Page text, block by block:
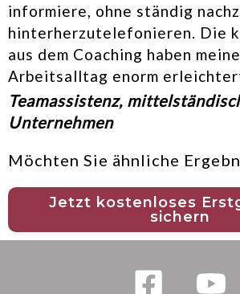
informiere, ohne ständig
hinterherzutelefonieren. Die
aus dem Coaching haben
Arbeitsalltag enorm
Teamassistenz,
Unternehmen
Möchten Sie ähnliche
Jetzt kostenloses
sichern